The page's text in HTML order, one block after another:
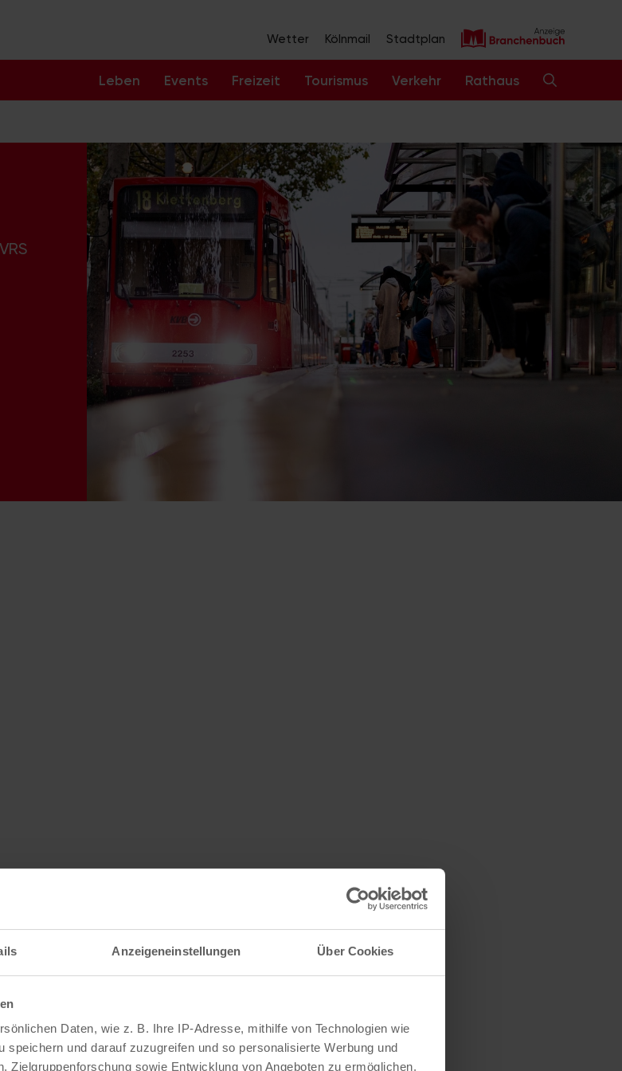
Anzeigeneinstellungen Über Cookies
Daten, wie z. B. Ihre IP-Adresse, mithilfe von Technologien wie
und darauf zuzugreifen und so personalisierte Werbung und
Zielgruppenforschung sowie Entwicklung von Angeboten zu ermöglichen.
Wetter Kölnmail Stadtplan
Leben Events Freizeit Tourismus Verkehr Rathaus